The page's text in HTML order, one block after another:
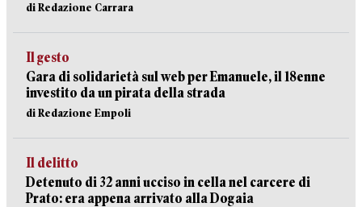
di Redazione Carrara
Il gesto
Gara di solidarietà sul web per Emanuele, il 18enne
investito da un pirata della strada
di Redazione Empoli
Il delitto
Detenuto di 32 anni ucciso in cella nel carcere di
Prato: era appena arrivato alla Dogaia